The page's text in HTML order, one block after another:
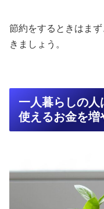
節約をするときはま
きましょう。
一人暮らしの
使えるお金を増